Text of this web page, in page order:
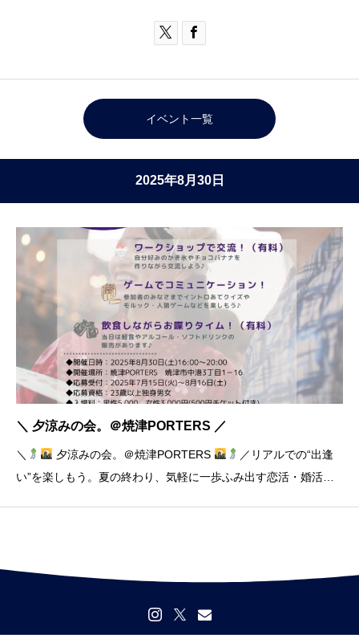
 
イベント一覧
2025年8月30日
＼ 夕涼みの会。＠焼津PORTERS ／
＼ 夕涼みの会。＠焼津PORTERS
／リアルでの“出逢
い”を楽しもう。夏の終わり、気軽に一歩ふみ出す恋活・婚活イ